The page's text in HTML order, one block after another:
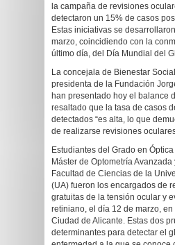
la campaña de revisiones
detectaron un 15% de casos
Estas iniciativas se
marzo, coincidiendo con la
último día, del Día Mundial del
La concejala de Bienestar
presidenta de la Fundación
han presentado hoy el balance
resaltado que la tasa de casos
detectados “es alta, lo que
de realizarse revisiones
Estudiantes del Grado en Óptica
Máster de Optometría
Facultad de Ciencias de la
(UA) fueron los encargados de
gratuitas de la tensión ocular y
retiniano, el día 12 de marzo,
Ciudad de Alicante. Estas dos
determinantes para detectar el